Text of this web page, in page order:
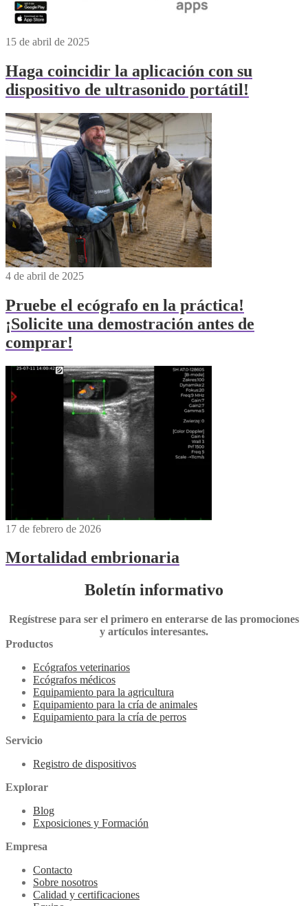
15 de abril de 2025
Haga coincidir la aplicación con su
dispositivo de ultrasonido portátil!
4 de abril de 2025
Pruebe el ecógrafo en la práctica!
¡Solicite una demostración antes de
comprar!
17 de febrero de 2026
Mortalidad embrionaria
Boletín informativo
Regístrese para ser el primero en enterarse de las promociones
y artículos interesantes.
Productos
Ecógrafos veterinarios
Ecógrafos médicos
Equipamiento para la agricultura
Equipamiento para la cría de animales
Equipamiento para la cría de perros
Servicio
Registro de dispositivos
Explorar
Blog
Exposiciones y Formación
Empresa
Contacto
Sobre nosotros
Calidad y certificaciones